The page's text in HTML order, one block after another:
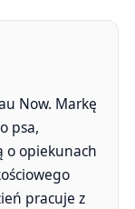
Now. Markę
psa,
o opiekunach
pracuje z